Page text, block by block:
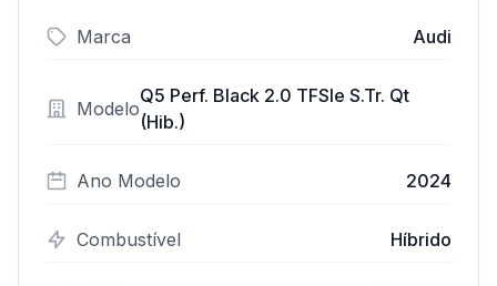
Marca Audi
Modelo
Q5 Perf. Black 2.0 TFSIe S.Tr. Qt
(Hib.)
Ano Modelo 2024
Combustível Híbrido